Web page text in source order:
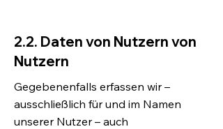
2.2. Daten von Nutzern von
Nutzern
Gegebenenfalls erfassen wir –
ausschließlich für und im Namen
unserer Nutzer – auch